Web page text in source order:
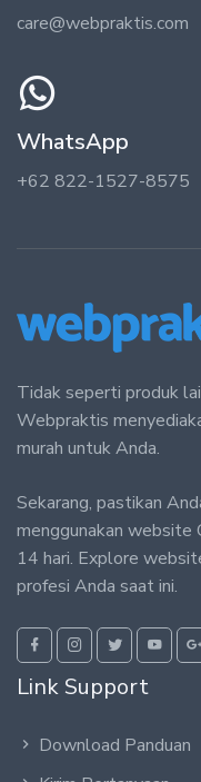
care@webpraktis.com
WhatsApp
+62 822-1527-8575
Tidak seperti produk
Webpraktis
murah untuk Anda.
Sekarang, pastikan
menggunakan website
14 hari. Explore
profesi Anda saat ini.
Link Support
Download Panduan